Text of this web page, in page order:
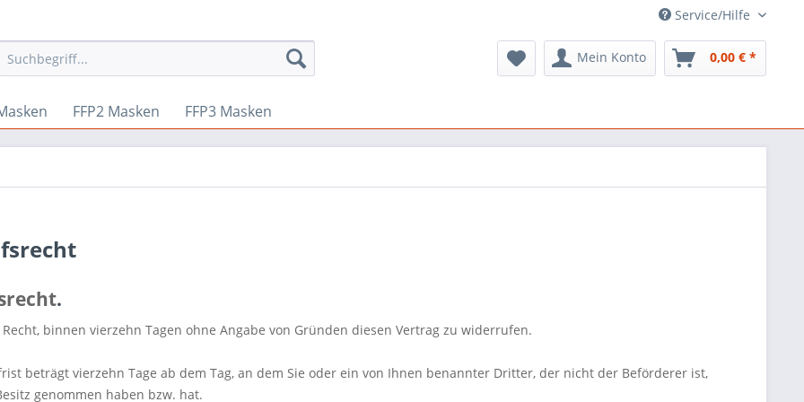
Service/Hilfe
Mein Konto 0,00 € *
FFP2 Masken FFP3 Masken
.
binnen vierzehn Tagen ohne Angabe von Gründen diesen Vertrag zu widerrufen.
beträgt vierzehn Tage ab dem Tag, an dem Sie oder ein von Ihnen benannter Dritter, der nicht der Beförderer ist,
genommen haben bzw. hat.